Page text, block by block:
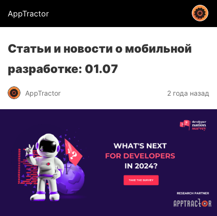
AppTractor
Статьи и новости о мобильной
разработке: 01.07
AppTractor 2 года назад